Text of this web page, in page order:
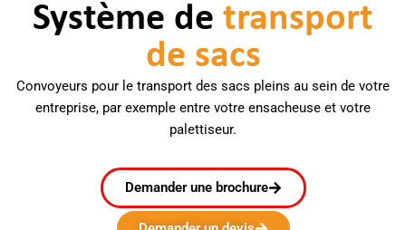
Système de transport
de sacs
Convoyeurs pour le transport des sacs pleins au sein de votre
entreprise, par exemple entre votre ensacheuse et votre
palettiseur.
Demander une brochure